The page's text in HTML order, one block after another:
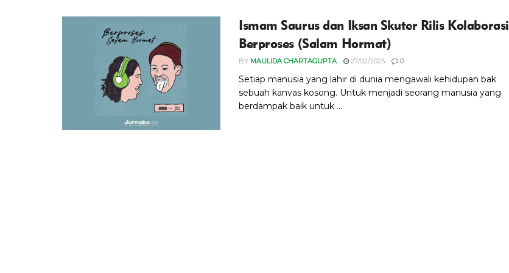
Ismam Saurus dan Iksan Skuter Rilis Kolaborasi
Berproses (Salam Hormat)
BY MAULIDA CHARTAGUPTA 27/02/2025 0
Setiap manusia yang lahir di dunia mengawali kehidupan bak
sebuah kanvas kosong. Untuk menjadi seorang manusia yang
berdampak baik untuk ...